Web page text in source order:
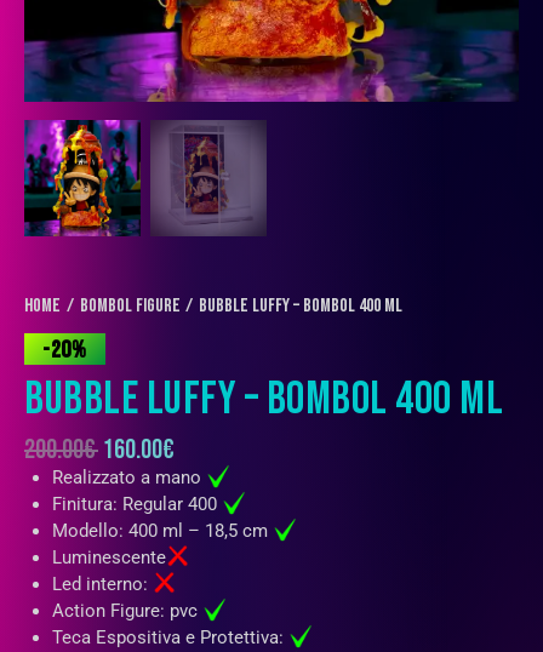
Home BOMBOL FIGURE Bubble Luffy – Bombol 400 ml
-20%
BUBBLE LUFFY – BOMBOL 400 ML
200.00€160.00€
Realizzato a mano
Finitura: Regular 400
Modello: 400 ml – 18,5 cm
Luminescente
Led interno:
Action Figure: pvc
Teca Espositiva e Protettiva: